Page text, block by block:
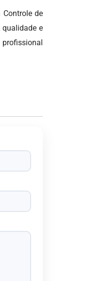
Controle de
qualidade e
profissional